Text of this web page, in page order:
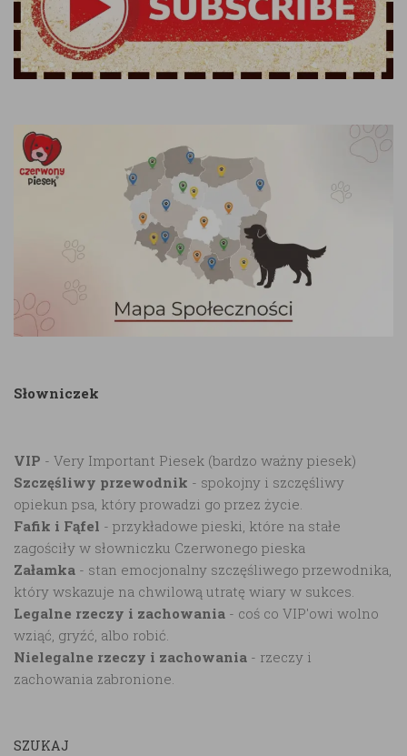
Słowniczek
VIP - Very Important Piesek (bardzo ważny piesek)
Szczęśliwy przewodnik - spokojny i szczęśliwy
opiekun psa, który prowadzi go przez życie.
Fafik i Fąfel - przykładowe pieski, które na stałe
zagościły w słowniczku Czerwonego pieska
Załamka - stan emocjonalny szczęśliwego przewodnika,
który wskazuje na chwilową utratę wiary w sukces.
Legalne rzeczy i zachowania - coś co VIP'owi wolno
wziąć, gryźć, albo robić.
Nielegalne rzeczy i zachowania - rzeczy i
zachowania zabronione.
SZUKAJ